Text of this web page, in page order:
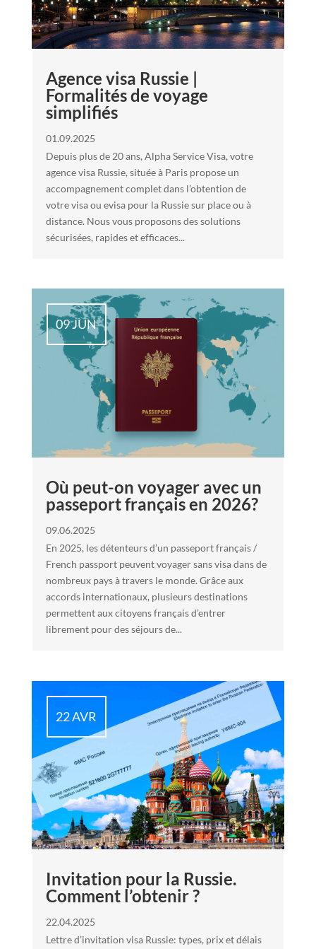
Agence visa Russie |
Formalités de voyage
simplifiés
01.09.2025
Depuis plus de 20 ans, Alpha Service Visa, votre
agence visa Russie, située à Paris propose un
accompagnement complet dans l’obtention de
votre visa ou evisa pour la Russie sur place ou à
distance. Nous vous proposons des solutions
sécurisées, rapides et efficaces...
Où peut-on voyager avec un
passeport français en 2026?
09.06.2025
En 2025, les détenteurs d’un passeport français /
French passport peuvent voyager sans visa dans de
nombreux pays à travers le monde. Grâce aux
accords internationaux, plusieurs destinations
permettent aux citoyens français d’entrer
librement pour des séjours de...
09 JUN
Invitation pour la Russie.
Comment l’obtenir ?
22.04.2025
Lettre d’invitation visa Russie: types, prix et délais
22 AVR